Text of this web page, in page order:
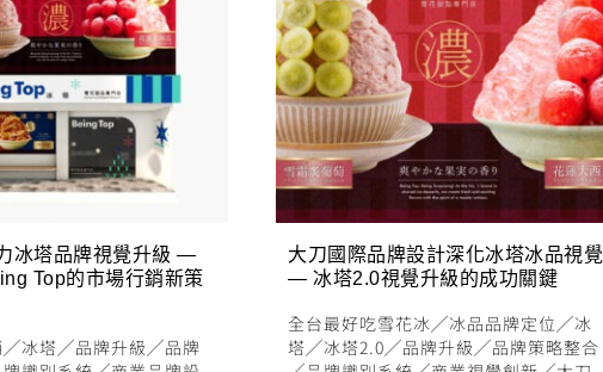
冰塔品牌視覺升級 —
Top的市場行銷新策
╱冰塔╱品牌升級 ╱品牌
大刀國際品牌設計深化冰塔冰品視覺
— 冰塔2.0視覺升級的成功關鍵
全台最好吃雪花冰╱冰品品牌定位 ╱冰
塔╱冰塔2.0╱品牌升級 ╱品牌策略整合